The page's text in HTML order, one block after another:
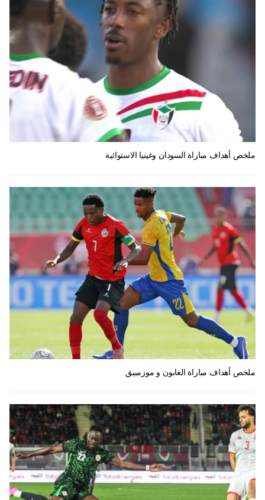
ملخص أهداف مباراة السودان وغينيا الاستوائية
ملخص أهداف مباراة الغابون و موزمبيق